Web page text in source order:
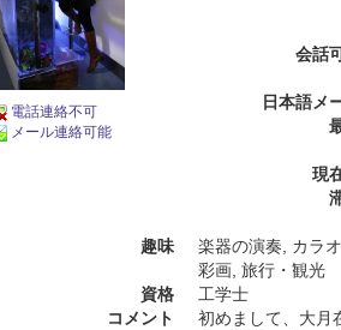
電話連絡不可
メール連絡可能
会話
日本語メ
現
趣味
楽器の演奏, カラ
彩画, 旅行・観光
資格
工学士
コメント
初めまして、大月